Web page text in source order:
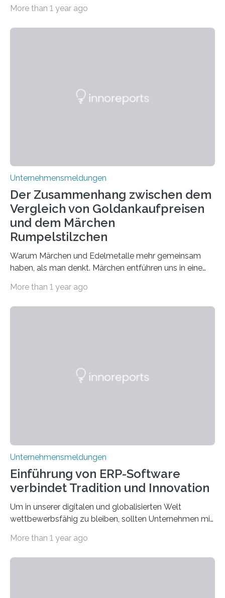
psychoaktive THC (Tetrahydrocannabinol) enthält CBD
Forschung und welche Entwicklungen gibt es auf
More than 1 year ago
Unternehmensmeldungen
Der Zusammenhang zwischen dem
Vergleich von Goldankaufpreisen
und dem Märchen
Rumpelstilzchen
Warum Märchen und Edelmetalle mehr gemeinsam
haben, als man denkt. Märchen entführen uns in eine
Wendungen die Hauptrolle spielen. Doch haben Sie
Goldankauf einige Lehren. In Rumpelstilzchen wird das
More than 1 year ago
Unternehmensmeldungen
Einführung von ERP-Software
verbindet Tradition und Innovation
Um in unserer digitalen und globalisierten Welt
wettbewerbsfähig zu bleiben, sollten Unternehmen mit
ihre traditionellen Werte auf der Strecke bleiben
More than 1 year ago